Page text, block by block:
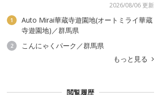
2026/08/06 更新
1
Auto Mirai華蔵寺遊園地(オートミライ華蔵
寺遊園地)／群馬県
2
こんにゃくパーク／群馬県
もっと見る
閲覧履歴